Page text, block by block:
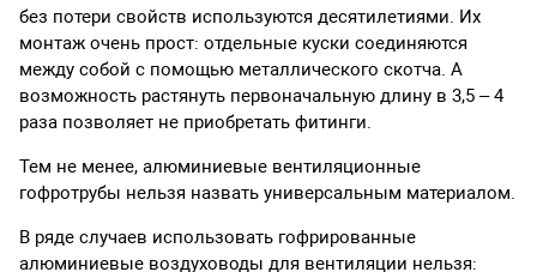
без потери свойств используются десятилетиями. Их
монтаж очень прост: отдельные куски соединяются
между собой с помощью металлического скотча. А
возможность растянуть первоначальную длину в 3,5 – 4
раза позволяет не приобретать фитинги.
Тем не менее, алюминиевые вентиляционные
гофротрубы нельзя назвать универсальным материалом.
В ряде случаев использовать гофрированные
алюминиевые воздуховоды для вентиляции нельзя: